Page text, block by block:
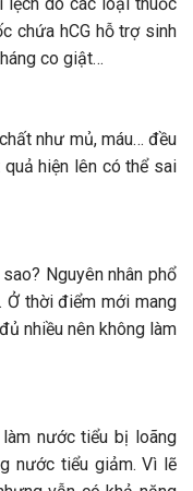
chứa hCG hỗ trợ sinh
co giật…
như mủ, máu… đều
hiện lên có thể sai
Nguyên nhân phổ
Ở thời điểm mới mang
nhiều nên không làm
nước tiểu bị loãng
nước tiểu giảm. Vì lẽ